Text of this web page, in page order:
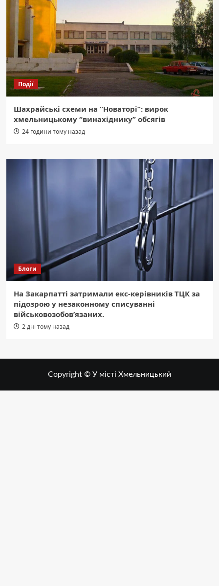
Події
Шахрайські схеми на “Новаторі”: вирок
хмельницькому “винахіднику” обсягів
24 години тому назад
Блоги
На Закарпатті затримали екс-керівників ТЦК за
підозрою у незаконному списуванні
військовозобов’язаних.
2 дні тому назад
Copyright © У місті Хмельницький